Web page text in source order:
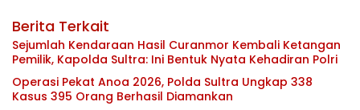
Berita Terkait
Sejumlah Kendaraan Hasil Curanmor Kembali Ketangan
Pemilik, Kapolda Sultra: Ini Bentuk Nyata Kehadiran Polri
Operasi Pekat Anoa 2026, Polda Sultra Ungkap 338
Kasus 395 Orang Berhasil Diamankan